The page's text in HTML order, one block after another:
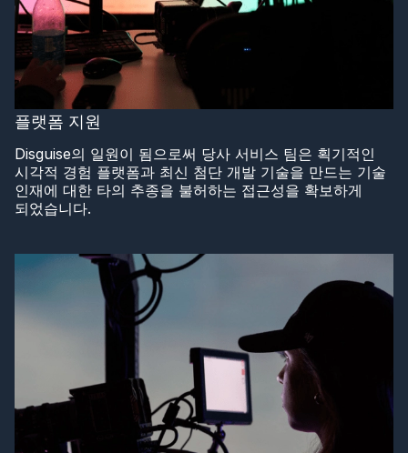
플랫폼 지원
Disguise의 일원이 됨으로써 당사 서비스 팀은 획기적인
시각적 경험 플랫폼과 최신 첨단 개발 기술을 만드는 기술
인재에 대한 타의 추종을 불허하는 접근성을 확보하게
되었습니다.